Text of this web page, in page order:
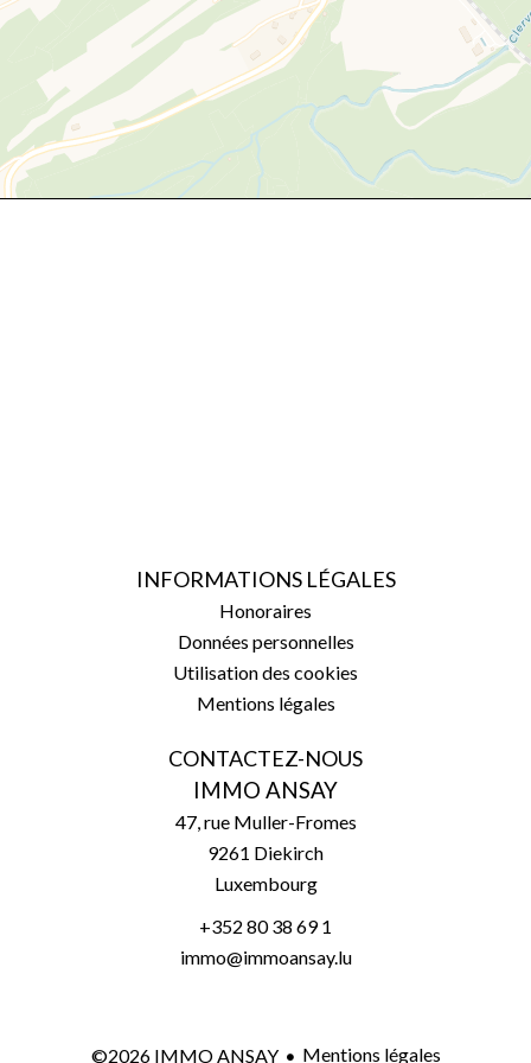
INFORMATIONS LÉGALES
Honoraires
Données personnelles
Utilisation des cookies
Mentions légales
CONTACTEZ-NOUS
IMMO ANSAY
47, rue Muller-Fromes
9261 Diekirch
Luxembourg
+352 80 38 69 1
immo@immoansay.lu
©2026 IMMO ANSAY Mentions légales